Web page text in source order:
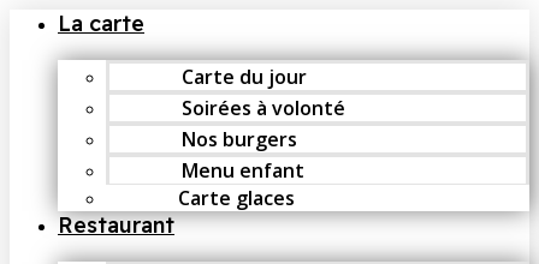
La carte
Carte du jour
Soirées à volonté
Nos burgers
Menu enfant
Carte glaces
Restaurant